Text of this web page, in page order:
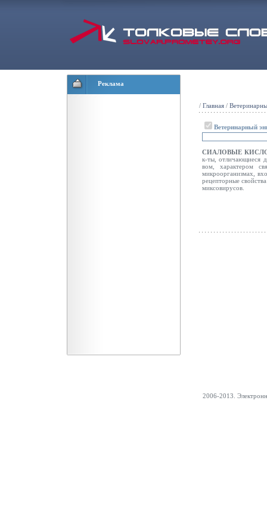
Реклама
/ Главная /
Ветеринарный
СИАЛОВЫЕ
к-ты, отличающиеся
вом, характером
микроорганизмах,
рецепторные
миксовирусов.
2006-2013.